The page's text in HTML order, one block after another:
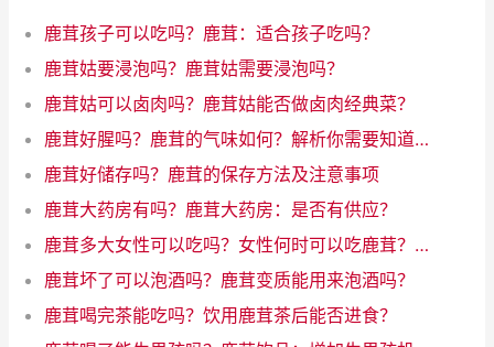
鹿茸孩子可以吃吗？鹿茸：适合孩子吃吗？
鹿茸姑要浸泡吗？鹿茸姑需要浸泡吗？
鹿茸姑可以卤肉吗？鹿茸姑能否做卤肉经典菜？
鹿茸好腥吗？鹿茸的气味如何？解析你需要知道的所有
鹿茸好储存吗？鹿茸的保存方法及注意事项
鹿茸大药房有吗？鹿茸大药房：是否有供应？
鹿茸多大女性可以吃吗？女性何时可以吃鹿茸？了解年龄限制
鹿茸坏了可以泡酒吗？鹿茸变质能用来泡酒吗？
鹿茸喝完茶能吃吗？饮用鹿茸茶后能否进食？